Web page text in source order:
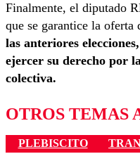
Finalmente, el diputado
que se garantice la
las anteriores
ejercer su derecho por
colectiva.
OTROS TEMAS
PLEBISCITO